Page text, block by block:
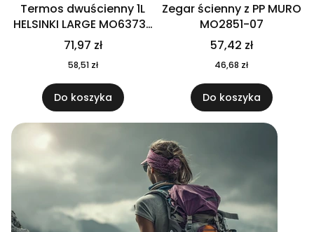
Termos dwuścienny 1L
HELSINKI LARGE MO6373-
04
71,97 zł
58,51 zł
Do koszyka
Zegar ścienny z PP MURO
MO2851-07
57,42 zł
46,68 zł
Do koszyka